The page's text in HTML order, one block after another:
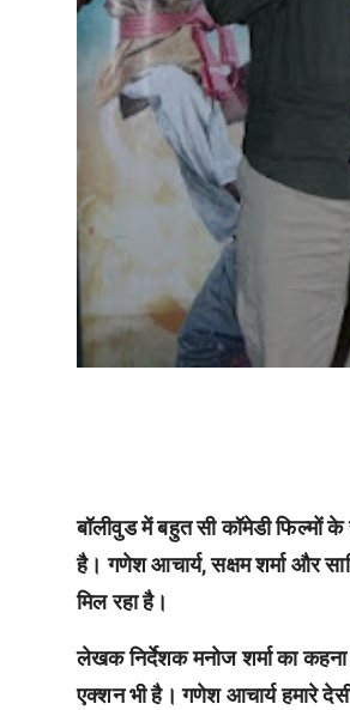
बॉलीवुड में बहुत सी कॉमेडी फिल्मों के
है। गणेश आचार्य, सक्षम शर्मा और
मिल रहा है।
लेखक निर्देशक मनोज शर्मा का
एक्शन भी है। गणेश आचार्य हमारे